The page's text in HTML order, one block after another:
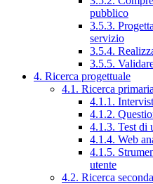
pubblico
3.5.3.
servizio
3.5.4.
3.5.5.
4. Ricerca progettuale
4.1. Ricerca primaria
4.1.1.
4.1.2.
4.1.3. Test di
4.1.4. Web
4.1.5.
utente
4.2. Ricerca